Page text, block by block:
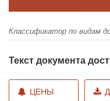
Классификатор по видам
Текст документа
ЦЕНЫ